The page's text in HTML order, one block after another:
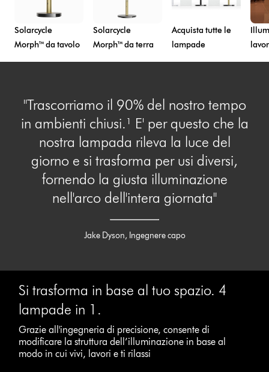
Solarcycle
Morph™ da tavolo
Solarcycle
Morph™ da terra
Acquista tutte le
lampade
"Trascorriamo il 90% del nostro tempo
in ambienti chiusi.¹ E' per questo che la
nostra lampada rileva la luce del
giorno e si trasforma per usi diversi,
fornendo la giusta illuminazione
nell'arco dell'intera giornata"
Jake Dyson, Ingegnere capo
Si trasforma in base al tuo spazio. 4
lampade in 1.
Grazie all'ingegneria di precisione, consente di
modificare la struttura dell’illuminazione in base al
modo in cui vivi, lavori e ti rilassi